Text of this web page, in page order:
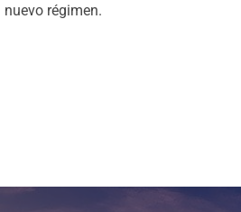
nuevo régimen.